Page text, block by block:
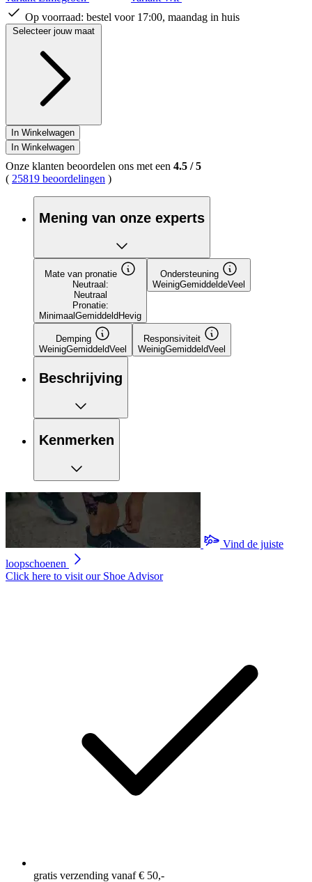
Op voorraad: bestel voor 17:00, maandag in huis
Selecteer jouw maat
In Winkelwagen
In Winkelwagen
Onze klanten beoordelen ons met een 4.5 /5
( 25819 beoordelingen )
Mening van onze experts
Mate van pronatie
Neutraal:
Neutraal
Pronatie:
MinimaalGemiddeld Hevig
Ondersteuning
WeinigGemiddeldeVeel
Demping
WeinigGemiddeldVeel
Responsiviteit
WeinigGemiddeldVeel
Beschrijving
Kenmerken
Vind de juiste
loopschoenen
Click here to visit our Shoe Advisor
gratis verzending vanaf € 50,-